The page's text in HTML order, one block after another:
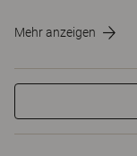
Mehr anzeigen